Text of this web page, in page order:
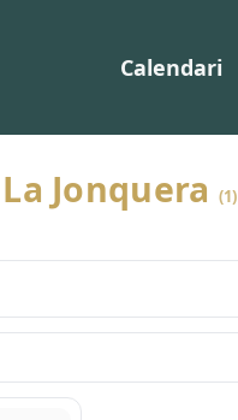
Calendari
Jonquera (1)